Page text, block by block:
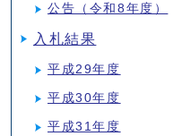
公告（令和8年度）
入札結果
平成29年度
平成30年度
平成31年度